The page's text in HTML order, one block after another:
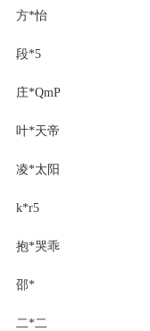
方*怡
段*5
庄*QmP
叶*天帝
凌*太阳
k*r5
抱*哭乖
邵*
二*二